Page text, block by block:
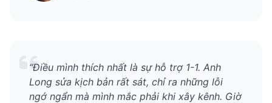
“Điều mình thích nhất là sự hỗ trợ 1-1. Anh
Long sửa kịch bản rất sát, chỉ ra những lỗi
ngớ ngẩn mà mình mắc phải khi xây kênh. Giờ